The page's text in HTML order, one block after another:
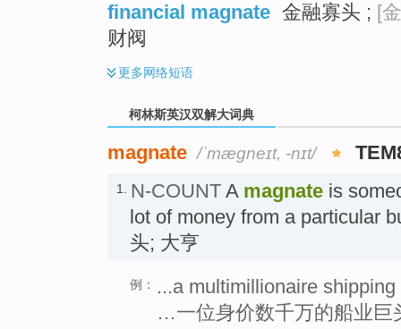
financial magnate 金融寡头 ; [
财阀
更多网络短语
柯林斯英汉双解大词典
magnate /ˈmæɡneɪt, -nɪt/
1. N-COUNT A magnate is
lot of money from a particular
头; 大亨
例：
...a multimillionaire
…一位身价数千万的船业巨